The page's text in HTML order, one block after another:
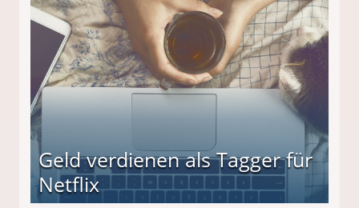
Geld verdienen als Tagger für
Netflix